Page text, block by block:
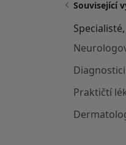
Související
Praktičtí